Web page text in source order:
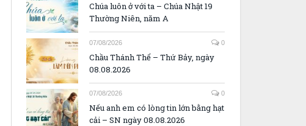
Chúa luôn ở với ta – Chúa Nhật 19
Thường Niên, năm A
07/08/2026 0
Chầu Thánh Thể – Thứ Bảy, ngày
08.08.2026
07/08/2026 0
Nếu anh em có lòng tin lớn bằng hạt
cải – SN ngày 08.08.2026